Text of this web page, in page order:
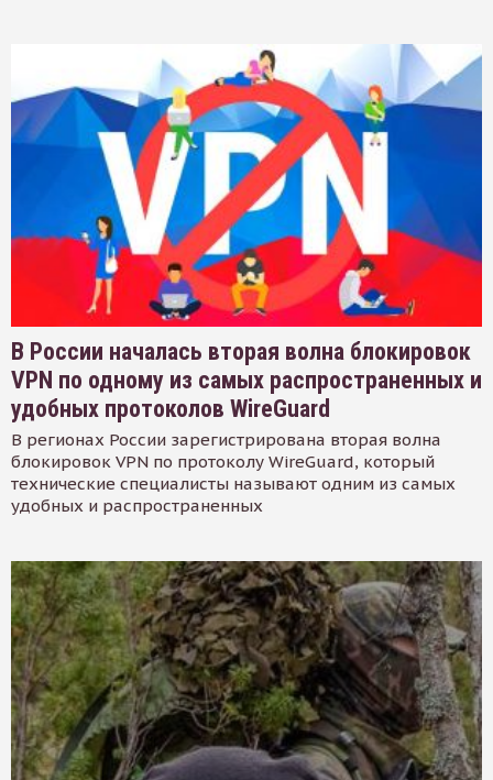
В России началась вторая волна блокировок
VPN по одному из самых распространенных и
удобных протоколов WireGuard
В регионах России зарегистрирована вторая волна
блокировок VPN по протоколу WireGuard, который
технические специалисты называют одним из самых
удобных и распространенных